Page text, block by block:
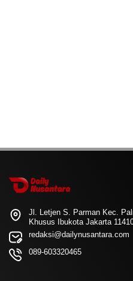
Jl. Letjen S. Parman Kec.
Khusus Ibukota Jakarta
redaksi@dailynusantara.com
089-603320465